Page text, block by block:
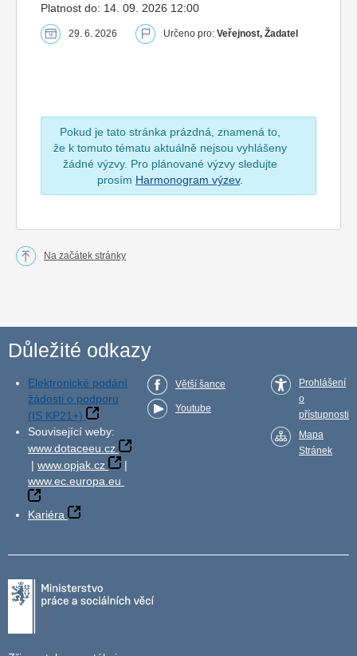
Platnost do: 14. 09. 2026 12:00
29. 6. 2026 Určeno pro: Veřejnost, Žadatel
Pokud je tato stránka prázdná, znamená to,
že k tomuto tématu aktuálně nejsou vyhlášeny
žádné výzvy. Pro plánované výzvy sledujte
prosím Harmonogram výzev.
Na začátek stránky
Důležité odkazy
Elektronické podání
žádosti o podporu
(IS KP21+)
Související weby:
www.dotaceeu.cz
| www.opjak.cz
|
www.ec.europa.eu
Kariéra
Větší šance
Youtube
Prohlášení
o
přístupnosti
Mapa
Stránek